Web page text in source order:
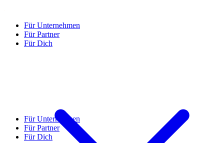
Für Unternehmen
Für Partner
Für Dich
Für Unternehmen
Für Partner
Für Dich